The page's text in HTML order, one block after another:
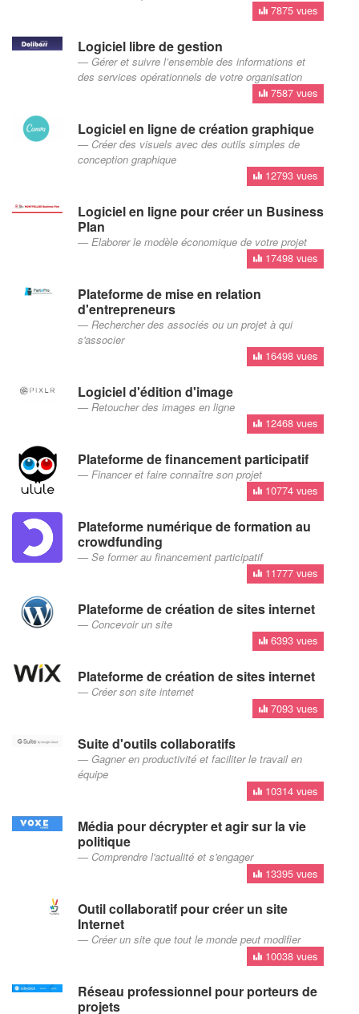
7875 vues
Logiciel libre de gestion
Gérer et suivre l’ensemble des informations et
des services opérationnels de votre organisation
7587 vues
Logiciel en ligne de création graphique
Créer des visuels avec des outils simples de
conception graphique
12793 vues
Logiciel en ligne pour créer un Business
Plan
Elaborer le modèle économique de votre projet
17498 vues
Plateforme de mise en relation
d'entrepreneurs
Rechercher des associés ou un projet à qui
s'associer
16498 vues
Logiciel d'édition d'image
Retoucher des images en ligne
12468 vues
Plateforme de financement participatif
Financer et faire connaître son projet
10774 vues
Plateforme numérique de formation au
crowdfunding
Se former au financement participatif
11777 vues
Plateforme de création de sites internet
Concevoir un site
6393 vues
Plateforme de création de sites internet
Créer son site internet
7093 vues
Suite d'outils collaboratifs
Gagner en productivité et faciliter le travail en
équipe
10314 vues
Média pour décrypter et agir sur la vie
politique
Comprendre l'actualité et s'engager
13395 vues
Outil collaboratif pour créer un site
Internet
Créer un site que tout le monde peut modifier
10038 vues
Réseau professionnel pour porteurs de
projets